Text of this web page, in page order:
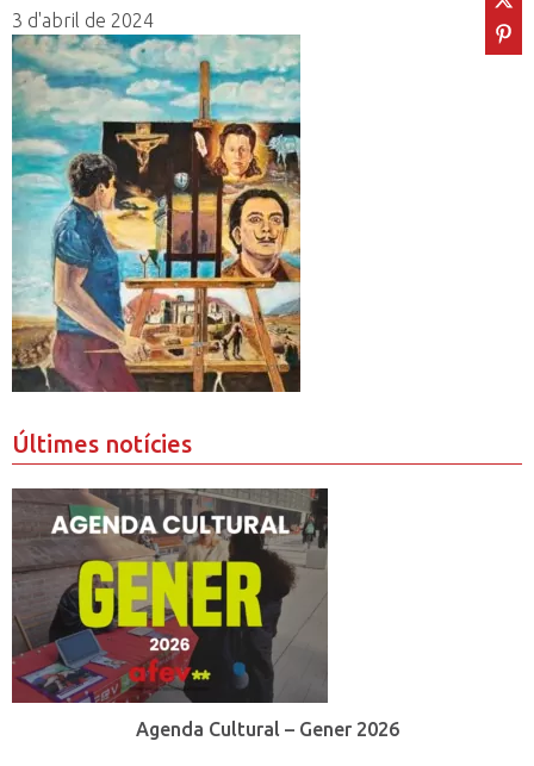
3 d'abril de 2024
Últimes notícies
Agenda Cultural – Gener 2026